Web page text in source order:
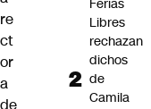
re
ct
or
a
Ferias
Libres
rechazan
dichos
de
Camila